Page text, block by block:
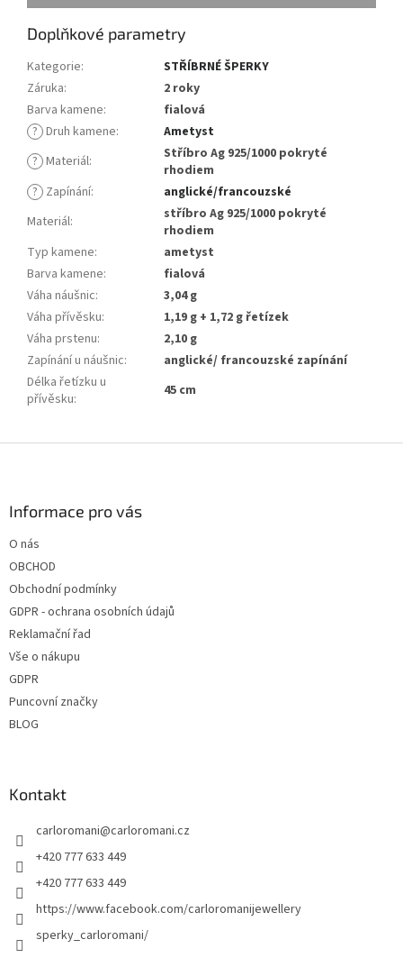
Doplňkové parametry
Kategorie:
STŘÍBRNÉ ŠPERKY
Záruka:
2 roky
Barva kamene:
fialová
? Druh kamene:
Ametyst
? Materiál:
Stříbro Ag 925/1000 pokryté
rhodiem
? Zapínání:
anglické/francouzské
Materiál:
stříbro Ag 925/1000 pokryté
rhodiem
Typ kamene:
ametyst
Barva kamene:
fialová
Váha náušnic:
3,04 g
Váha přívěsku:
1,19 g + 1,72 g řetízek
Váha prstenu:
2,10 g
Zapínání u náušnic:
anglické/ francouzské zapínání
Délka řetízku u
přívěsku: 45 cm
Informace pro vás
O nás
OBCHOD
Obchodní podmínky
GDPR - ochrana osobních údajů
Reklamační řad
Vše o nákupu
GDPR
Puncovní značky
BLOG
Kontakt
carloromani@carloromani.cz
+420 777 633 449
+420 777 633 449
https://www.facebook.com/carloromanijewellery
sperky_carloromani/